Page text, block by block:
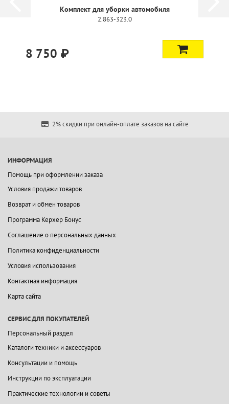
Мягкая щетка VC 4/6/7 Cordless
2.863-320.0
2 750 ₽
2% скидки при онлайн-оплате заказов на сайте
ИНФОРМАЦИЯ
Помощь при оформлении заказа
Условия продажи товаров
Возврат и обмен товаров
Программа Керхер Бонус
Соглашение о персональных данных
Политика конфиденциальности
Условия использования
Контактная информация
Карта сайта
СЕРВИС ДЛЯ ПОКУПАТЕЛЕЙ
Персональный раздел
Каталоги техники и аксессуаров
Консультации и помощь
Инструкции по эксплуатации
Практические технологии и советы